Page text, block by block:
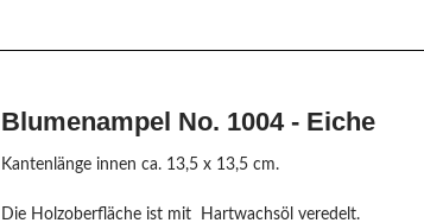
Blumenampel No. 1004 - Eiche
Kantenlänge innen ca. 13,5 x 13,5 cm.
Die Holzoberfläche ist mit Hartwachsöl veredelt.